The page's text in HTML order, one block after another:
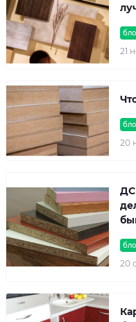
21
20
20